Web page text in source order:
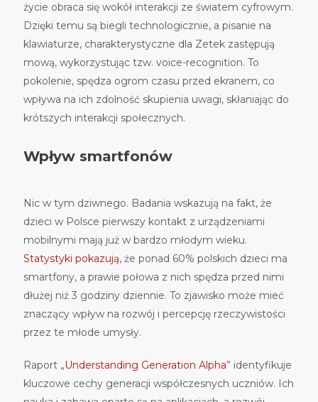
życie obraca się wokół interakcji ze światem cyfrowym.
Dzięki temu są biegli technologicznie, a pisanie na
klawiaturze, charakterystyczne dla Zetek zastępują
mową, wykorzystując tzw. voice-recognition. To
pokolenie, spędza ogrom czasu przed ekranem, co
wpływa na ich zdolność skupienia uwagi, skłaniając do
krótszych interakcji społecznych.
Wpływ smartfonów
Nic w tym dziwnego. Badania wskazują na fakt, że
dzieci w Polsce pierwszy kontakt z urządzeniami
mobilnymi mają już w bardzo młodym wieku.
Statystyki pokazują, że ponad 60% polskich dzieci ma
smartfony, a prawie połowa z nich spędza przed nimi
dłużej niż 3 godziny dziennie. To zjawisko może mieć
znaczący wpływ na rozwój i percepcję rzeczywistości
przez te młode umysły.
Raport „Understanding Generation Alpha” identyfikuje
kluczowe cechy generacji współczesnych uczniów. Ich